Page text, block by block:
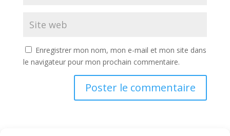
Enregistrer mon nom, mon e-mail et mon site dans
le navigateur pour mon prochain commentaire.